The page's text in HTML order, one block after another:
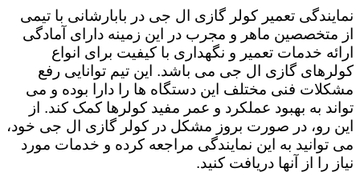
نمایندگی تعمیر کولر گازی ال جی در بابارشانی با تیمی
از متخصصین ماهر و مجرب در این زمینه دارای آمادگی
ارائه خدمات تعمیر و نگهداری با کیفیت برای انواع
کولرهای گازی ال جی می باشد. این تیم توانایی رفع
مشکلات فنی مختلف این دستگاه ها را دارا بوده و می
تواند به بهبود عملکرد و عمر مفید کولرها کمک کند. از
این رو، در صورت بروز مشکل در کولر گازی ال جی خود،
می توانید به این نمایندگی مراجعه کرده و خدمات مورد
نیاز را از آنها دریافت کنید.